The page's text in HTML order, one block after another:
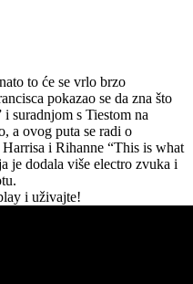
to će se vrlo brzo
pokazao se da zna što
suradnjom s Tiestom na
a ovog puta se radi o
i Rihanne “This is what
je dodala više electro zvuka i
i uživajte!